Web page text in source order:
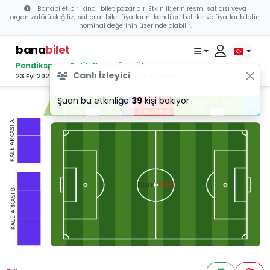
Banabilet bir ikincil bilet pazarıdır. Etkinliklerin resmi satıcısı veya
organizatörü değiliz; satıcılar bilet fiyatlarını kendileri belirler ve fiyatlar biletin
nominal değerinin üzerinde olabilir.
banabilet
Pendikspor - Fatih Karagümrük
23 Eyl 2023 17:00 - Pendik Stadyumu, İSTANBUL
banabilet
Canlı İzleyici
Şuan bu etkinliğe 39 kişi bakıyor